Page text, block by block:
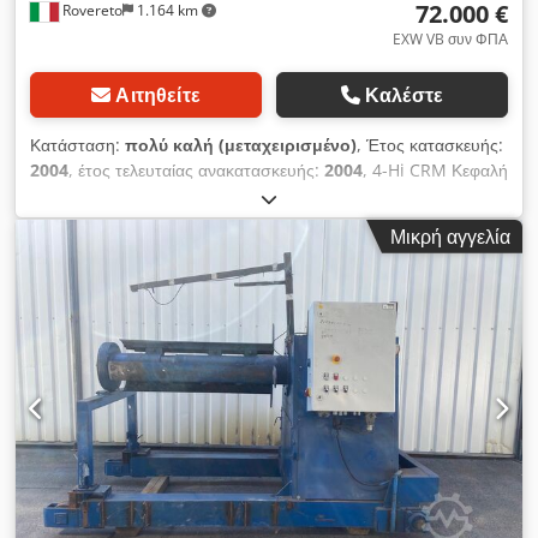
ΘΑ ΒΡΕΘΕΙ ΣΙΓΟΥΡΑ ΣΥΜΦΩΝΙΑ.
Rovereto 1.164 km 72.000 €
EXW VB συν ΦΠΑ
Αιτηθείτε Καλέστε
Κατάσταση: πολύ καλή (μεταχειρισμένο), Έτος κατασκευής:
2004, έτος τελευταίας ανακατασκευής: 2004, 4-Hi CRM Κεφαλή
έλασης Froehling Η Froehling είναι ένα αξιόπιστο και στιβαρό
όνομα στον τομέα της έλασης. Κεφαλή έλασης 4-Hi με κάμψη
και μπομπίνες. Παρακάτω τα χαρακτηριστικά: Κατασκευαστής:
FROEHLING (Γερμανία) – Ανακατασκευάστηκε το 2004 Υλικό
επεξεργασίας: Κράματα αλουμινίου – ορείχαλκος – χαλκός –
χαλύβδινες χαμηλής περιεκτικότητας σε άνθρακα Πλάτος
ταινίας: 282 mm (300 mm) Cjdsg Ryqkepfx Ahrjha Πάχος
ταινίας: 0.15 - 2 mm Διαστάσεις coil: Εσωτερική διάμετρος 400
mm – Εξωτερική διάμετρος 1500 mm Μέγιστη ταχύτητα
έλασης: 400 m/min Κύλινδροι εργασίας: Διάμετρος 130 mm –
Τραπέζι 340 mm Κύλινδροι στήριξης: Διάμετρος 390 mm –
Τραπέζι 335 mm Πλήρες με: Ξετυλιχτή και τυλιχτή μπομπίνα
Πολλά σετ ανταλλακτικών κυλίνδρων εργασίας και στήριξης
Πωλείται EXWORKS, αποσυναρμολογημένο και φορτωμένο σε
Μικρή αγγελία